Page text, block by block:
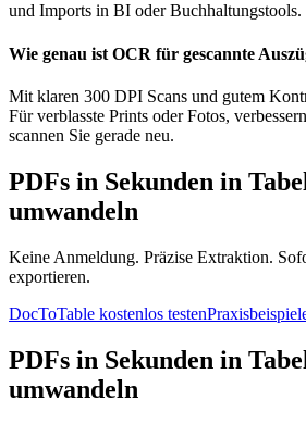
und Imports in BI oder Buchhaltungstools.
Wie genau ist OCR für gescannte
Mit klaren 300 DPI Scans und gutem
Für verblasste Prints oder Fotos,
scannen Sie gerade neu.
PDFs in Sekunden in
umwandeln
Keine Anmeldung. Präzise Extraktion.
exportieren.
DocToTable kostenlos testen
PDFs in Sekunden in
umwandeln